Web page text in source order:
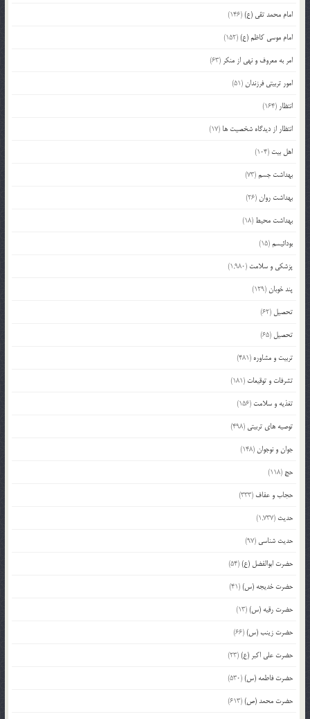
امام محمد تقی (ع)(146)
امام موسی کاظم (ع)(152)
امر به معروف و نهی از منکر (63)
امور تربیتی فرزندان(51)
انتظار (164)
انتظار از دیدگاه شخصیت ها (17)
اهل بیت (104)
بهداشت جسم(73)
بهداشت روان(26)
بهداشت محیط (18)
بودائیسم(15)
پزشکی و سلامت (1,980)
پند خوبان(129)
تحصیل (62)
تحصیل (65)
تربیت و مشاوره (481)
تشرفات و توقیعات (181)
تغذیه و سلامت (156)
توصیه های تربیتی (498)
جوان و نوجوان(148)
حج (118)
حجاب و عفاف (333)
حدیث (1,737)
حدیث شناسی (97)
حضرت ابوالفضل (ع)(54)
حضرت خدیجه (س)(41)
حضرت رقیه (س)(13)
حضرت زینب (س)(66)
حضرت علی اکبر (ع)(23)
حضرت فاطمه (س)(530)
حضرت محمد (ص)(613)